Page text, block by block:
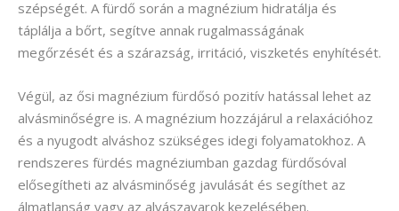
szépségét. A fürdő során a magnézium hidratálja és
táplálja a bőrt, segítve annak rugalmasságának
megőrzését és a szárazság, irritáció, viszketés enyhítését.
Végül, az ősi magnézium fürdősó pozitív hatással lehet az
alvásminőségre is. A magnézium hozzájárul a relaxációhoz
és a nyugodt alváshoz szükséges idegi folyamatokhoz. A
rendszeres fürdés magnéziumban gazdag fürdősóval
elősegítheti az alvásminőség javulását és segíthet az
álmatlanság vagy az alvászavarok kezelésében.